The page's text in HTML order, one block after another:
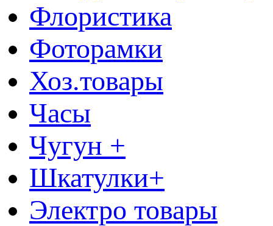
Флористика
Фоторамки
Хоз.товары
Часы
Чугун +
Шкатулки+
Электро товары